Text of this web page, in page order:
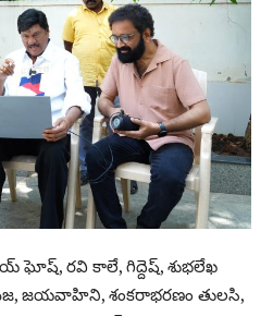
ఘోష్, రవి కాలే, గిద్దెష్, శుభలేఖ
జయవాహిని, శంకరాభరణం తులసి,